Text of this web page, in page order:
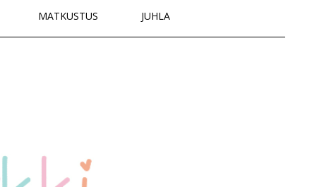
MATKUSTUS JUHLA